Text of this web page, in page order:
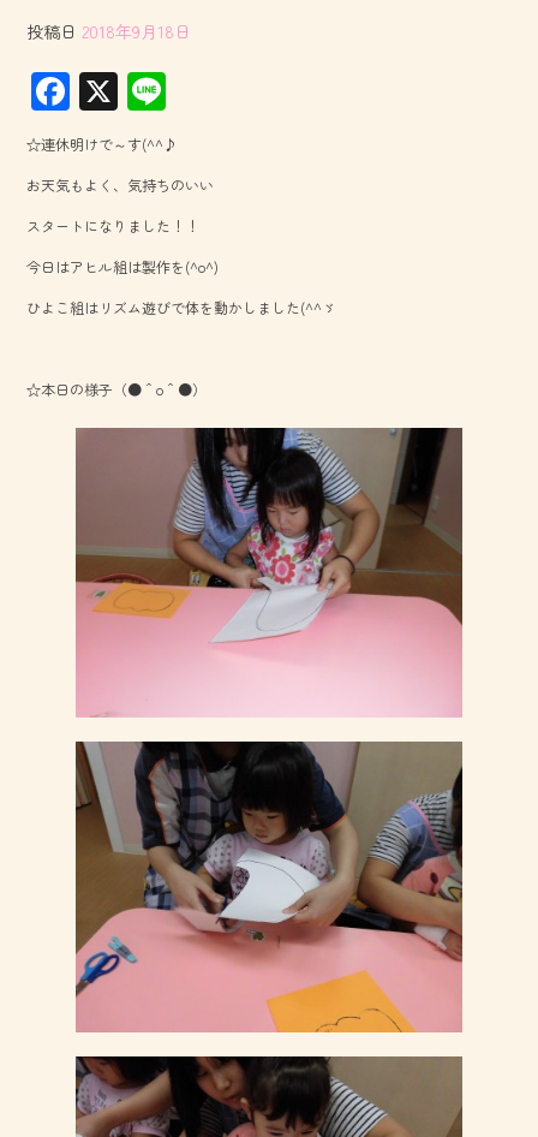
投稿日 2018年9月18日
F
ac
e
b
o
ok
X
ne
☆連休明けで～す(^^♪
お天気もよく、気持ちのいい
スタートになりました！！
今日はアヒル組は製作を(^o^)
ひよこ組はリズム遊びで体を動かしました(^^ゞ
☆本日の様子（●＾o＾●）